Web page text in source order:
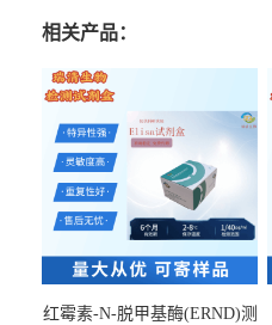
相关产品：
红霉素-N-脱甲基酶(ERND)测